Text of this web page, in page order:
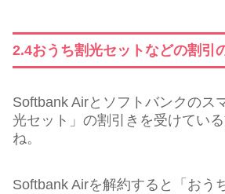
2.4おうち割光セットなどの割引
Softbank Airとソフトバンクのス
光セット」の割引きを受けてい
ね。
Softbank Airを解約すると「おう